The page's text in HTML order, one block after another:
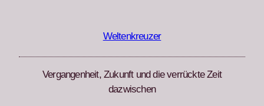
Weltenkreuzer
Vergangenheit, Zukunft und die verrückte Zeit
dazwischen